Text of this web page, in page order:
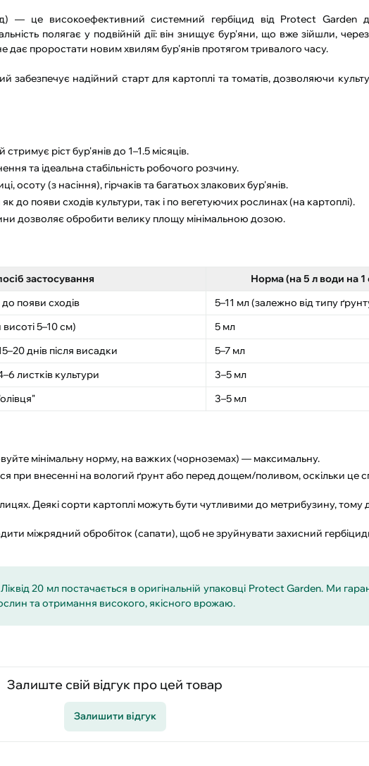
— це високоефективний системний гербіцид від Protect Garden
полягає у подвійній дії: він знищує бур'яни, що вже зійшли,
дає проростати новим хвилям бур'янів протягом тривалого часу.
забезпечує надійний старт для картоплі та томатів, дозволяючи
ріст бур'янів до 1–1.5 місяців.
та ідеальна стабільність робочого розчину.
(з насіння), гірчаків та багатьох злакових бур'янів.
до появи сходів культури, так і по вегетуючих рослинах (на картоплі).
дозволяє обробити велику площу мінімальною дозою.
застосування
Норма (на 5 л води на 1
появи сходів
5–11 мл (залежно від типу
5–10 см)
5 мл
днів після висадки
5–7 мл
листків культури
3–5 мл
3–5 мл
мінімальну норму, на важких (чорноземах) — максимальну.
при внесенні на вологий ґрунт або перед дощем/поливом, оскільки це
Деякі сорти картоплі можуть бути чутливими до метрибузину, тому
міжрядний обробіток (сапати), щоб не зруйнувати захисний
20 мл постачається в оригінальній упаковці Protect Garden. Ми
та отримання високого, якісного врожаю.
Залиште свій відгук про цей товар
Залишити відгук